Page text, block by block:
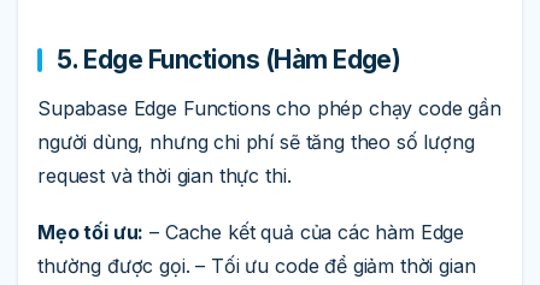
5. Edge Functions (Hàm Edge)
Supabase Edge Functions cho phép chạy code gần
người dùng, nhưng chi phí sẽ tăng theo số lượng
request và thời gian thực thi.
Mẹo tối ưu: – Cache kết quả của các hàm Edge
thường được gọi. – Tối ưu code để giảm thời gian